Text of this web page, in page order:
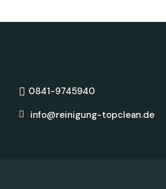
0841-9745940
info@reinigung-topclean.de